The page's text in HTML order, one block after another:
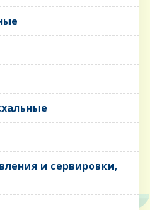
и сервировки,